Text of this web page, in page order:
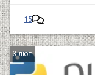
15
3 лют